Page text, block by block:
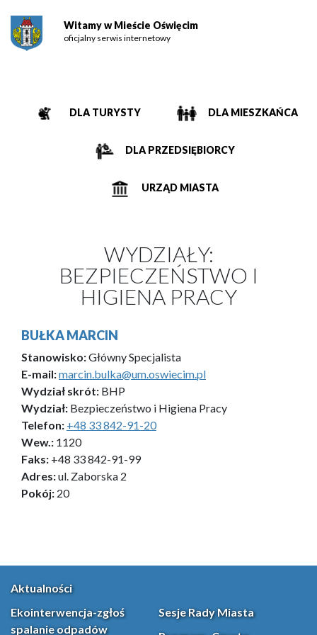
Witamy w Mieście Oświęcim
oficjalny serwis internetowy
DLA TURYSTY DLA MIESZKAŃCA
DLA PRZEDSIĘBIORCY
URZĄD MIASTA
WYDZIAŁY:
BEZPIECZEŃSTWO I
HIGIENA PRACY
BUŁKA MARCIN
Stanowisko:Główny Specjalista
E-mail:marcin.bulka@um.oswiecim.pl
Wydział skrót: BHP
Wydział: Bezpieczeństwo i Higiena Pracy
Telefon: +48 33 842-91-20
Wew.: 1120
Faks: +48 33 842-91-99
Adres:ul. Zaborska 2
Pokój: 20
Aktualności
Ekointerwencja-zgłoś
spalanie odpadów
Sesje Rady Miasta